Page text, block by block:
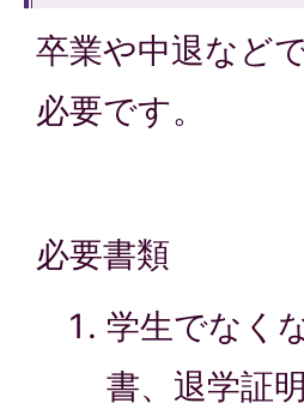
卒業や中退など
必要です。
必要書類
学生でなく
書、退学証